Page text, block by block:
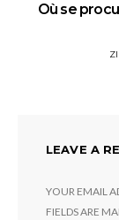
Où se
LEAVE A
YOUR EMAIL
FIELDS ARE